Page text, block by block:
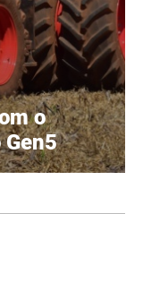
o